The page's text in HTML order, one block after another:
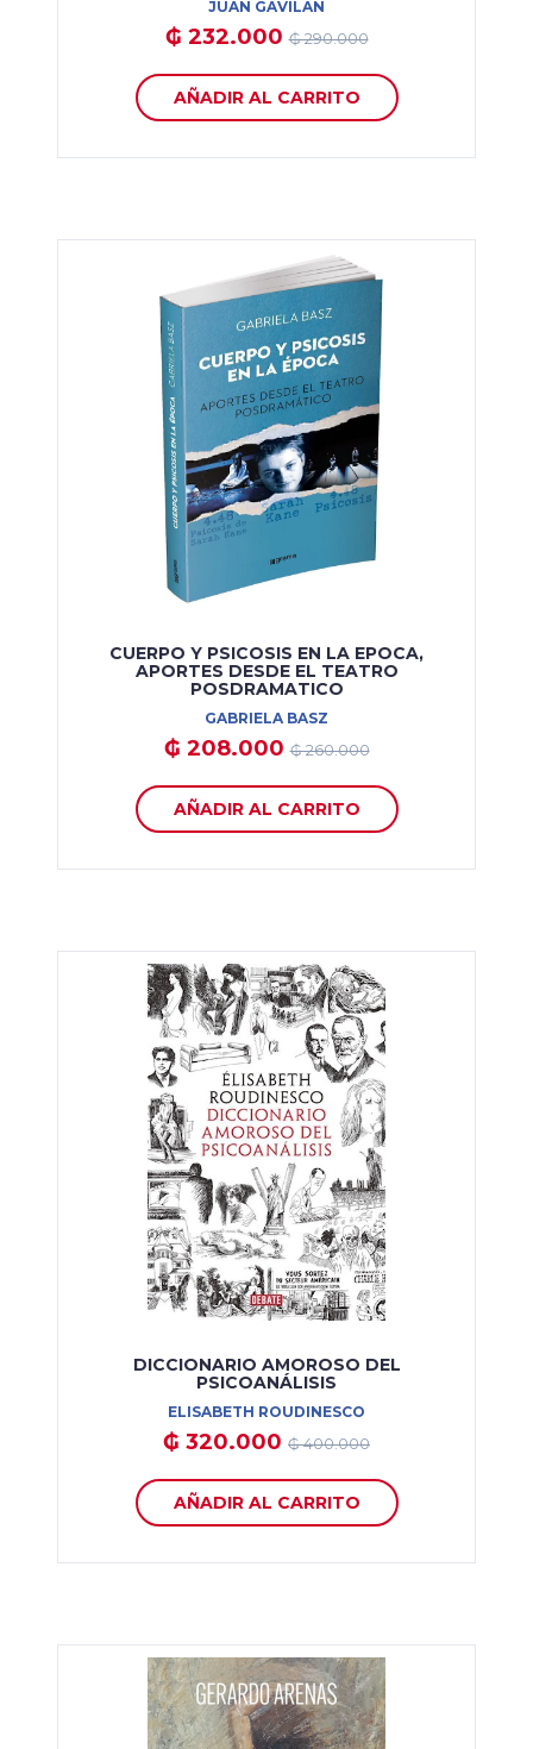
JUAN GAVILAN
₲ 232.000₲ 290.000
AÑADIR AL CARRITO
CUERPO Y PSICOSIS EN LA EPOCA,
APORTES DESDE EL TEATRO
POSDRAMATICO
GABRIELA BASZ
₲ 208.000₲ 260.000
AÑADIR AL CARRITO
DICCIONARIO AMOROSO DEL
PSICOANÁLISIS
ELISABETH ROUDINESCO
₲ 320.000 ₲ 400.000
AÑADIR AL CARRITO